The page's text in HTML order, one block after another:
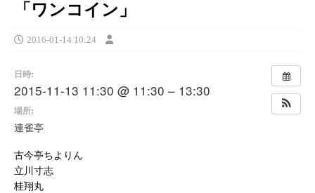
「ワンコイン」
2016-01-14 10:24
日時:
2015-11-13 11:30 @ 11:30 – 13:30
場所:
連雀亭
古今亭ちよりん
立川寸志
桂翔丸